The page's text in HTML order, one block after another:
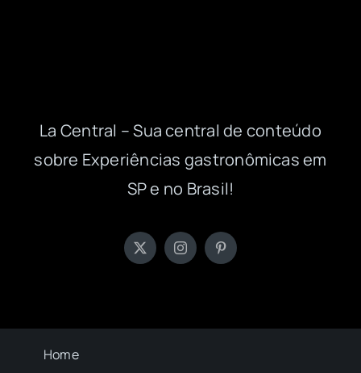
La Central – Sua central de conteúdo
sobre Experiências gastronômicas em
SP e no Brasil!
Home